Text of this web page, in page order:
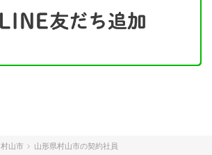
村山市 山形県村山市の契約社員